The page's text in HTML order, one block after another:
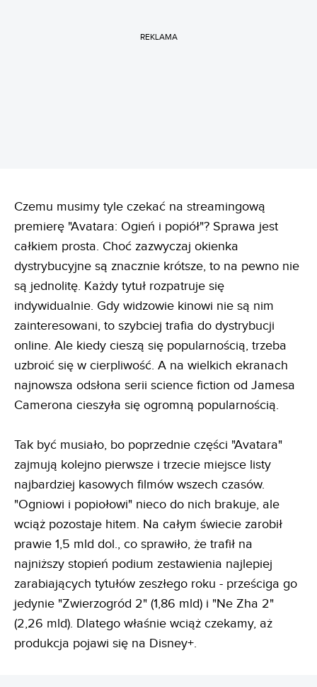
REKLAMA
Czemu musimy tyle czekać na streamingową
premierę "Avatara: Ogień i popiół"? Sprawa jest
całkiem prosta. Choć zazwyczaj okienka
dystrybucyjne są znacznie krótsze, to na pewno nie
są jednolitę. Każdy tytuł rozpatruje się
indywidualnie. Gdy widzowie kinowi nie są nim
zainteresowani, to szybciej trafia do dystrybucji
online. Ale kiedy cieszą się popularnością, trzeba
uzbroić się w cierpliwość. A na wielkich ekranach
najnowsza odsłona serii science fiction od Jamesa
Camerona cieszyła się ogromną popularnością.
Tak być musiało, bo poprzednie części "Avatara"
zajmują kolejno pierwsze i trzecie miejsce listy
najbardziej kasowych filmów wszech czasów.
"Ogniowi i popiołowi" nieco do nich brakuje, ale
wciąż pozostaje hitem. Na całym świecie zarobił
prawie 1,5 mld dol., co sprawiło, że trafił na
najniższy stopień podium zestawienia najlepiej
zarabiających tytułów zeszłego roku - prześciga go
jedynie "Zwierzogród 2" (1,86 mld) i "Ne Zha 2"
(2,26 mld). Dlatego właśnie wciąż czekamy, aż
produkcja pojawi się na Disney+.